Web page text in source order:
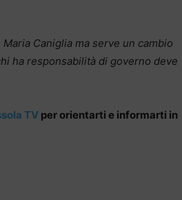
Caniglia ma serve un cambio
ha responsabilità di governo deve
TV per orientarti e informarti in